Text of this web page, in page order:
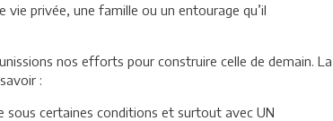
privée, une famille ou un entourage qu’il
nos efforts pour construire celle de demain. La
:
sous certaines conditions et surtout avec UN